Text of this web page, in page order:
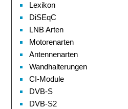
Lexikon
DiSEqC
LNB Arten
Motorenarten
Antennenarten
Wandhalterungen
CI-Module
DVB-S
DVB-S2